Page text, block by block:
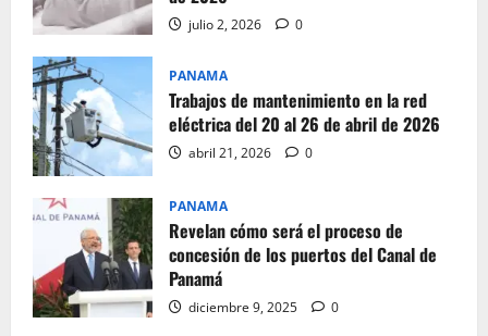
julio 2, 2026 0
PANAMA
Trabajos de mantenimiento en la red
eléctrica del 20 al 26 de abril de 2026
abril 21, 2026 0
PANAMA
Revelan cómo será el proceso de
concesión de los puertos del Canal de
Panamá
diciembre 9, 2025 0